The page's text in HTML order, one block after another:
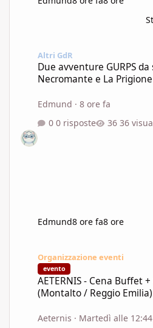
Altri GdR
Due avventure GURPS da
Necromante e La
Edmund ·8 ore fa
0 risposte
36
Edmund8 ore fa8 ore
Organizzazione eventi
evento
AETERNIS - Cena Buffet
(Montalto / Reggio Emilia)
Aeternis · Martedì alle 12:44